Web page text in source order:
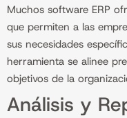
Muchos software ERP
que permiten a las
sus necesidades
herramienta se alinee
objetivos de la
Análisis y